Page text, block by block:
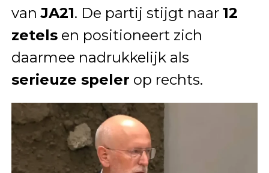
vanJA21. De partij stijgt naar 12
zetelsen positioneert zich
daarmee nadrukkelijk als
serieuze speler op rechts.